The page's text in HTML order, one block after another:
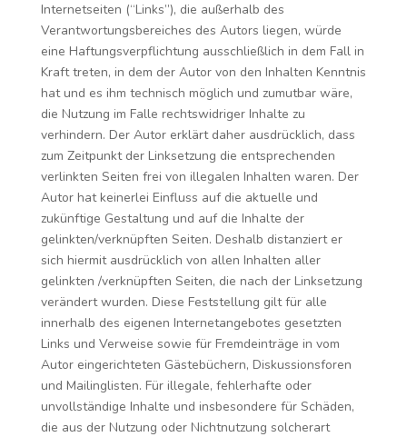
Internetseiten (“Links”), die außerhalb des
Verantwortungsbereiches des Autors liegen, würde
eine Haftungsverpflichtung ausschließlich in dem Fall in
Kraft treten, in dem der Autor von den Inhalten Kenntnis
hat und es ihm technisch möglich und zumutbar wäre,
die Nutzung im Falle rechtswidriger Inhalte zu
verhindern. Der Autor erklärt daher ausdrücklich, dass
zum Zeitpunkt der Linksetzung die entsprechenden
verlinkten Seiten frei von illegalen Inhalten waren. Der
Autor hat keinerlei Einfluss auf die aktuelle und
zukünftige Gestaltung und auf die Inhalte der
gelinkten/verknüpften Seiten. Deshalb distanziert er
sich hiermit ausdrücklich von allen Inhalten aller
gelinkten /verknüpften Seiten, die nach der Linksetzung
verändert wurden. Diese Feststellung gilt für alle
innerhalb des eigenen Internetangebotes gesetzten
Links und Verweise sowie für Fremdeinträge in vom
Autor eingerichteten Gästebüchern, Diskussionsforen
und Mailinglisten. Für illegale, fehlerhafte oder
unvollständige Inhalte und insbesondere für Schäden,
die aus der Nutzung oder Nichtnutzung solcherart